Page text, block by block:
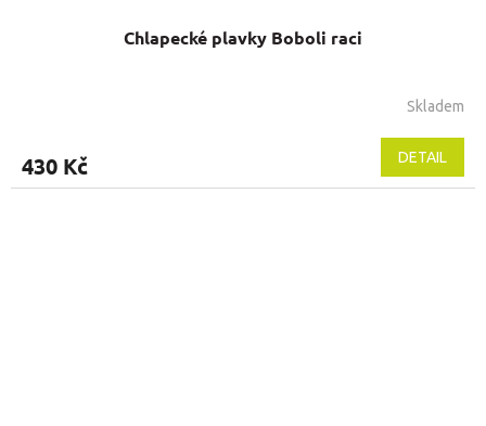
Chlapecké plavky Boboli raci
Skladem
430 Kč DETAIL